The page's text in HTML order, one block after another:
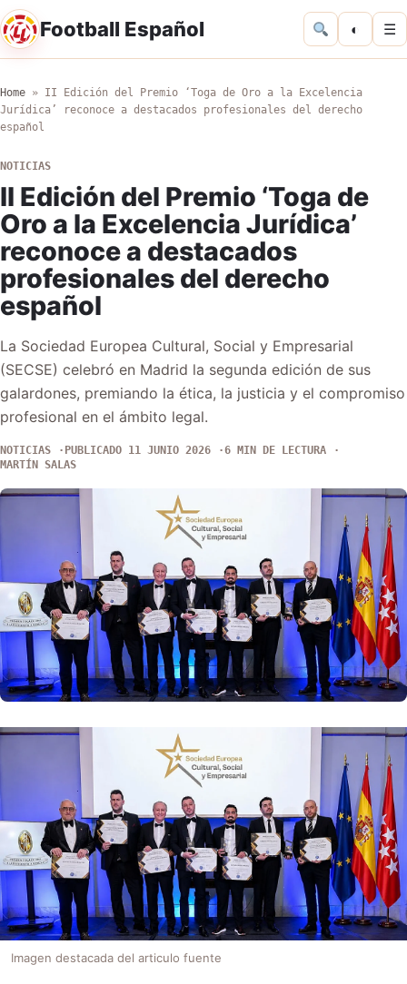
Football Español ◐ ☰
Home » II Edición del Premio ‘Toga de Oro a la Excelencia
Jurídica’ reconoce a destacados profesionales del derecho
español
NOTICIAS
II Edición del Premio ‘Toga de
Oro a la Excelencia Jurídica’
reconoce a destacados
profesionales del derecho
español
La Sociedad Europea Cultural, Social y Empresarial
(SECSE) celebró en Madrid la segunda edición de sus
galardones, premiando la ética, la justicia y el compromiso
profesional en el ámbito legal.
NOTICIAS PUBLICADO 11 JUNIO 2026
6 MIN DE LECTURA
MARTÍN SALAS
Imagen destacada del articulo fuente